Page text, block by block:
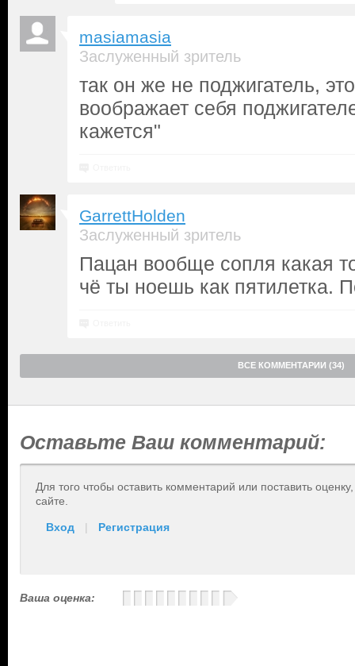
masiamasia
Заслуженный зритель
так он же не поджигатель,
воображает себя
кажется"
GarrettHolden
Заслуженный зритель
Пацан вообще сопля какая
чё ты ноешь как пятилетка.
ВСЕ КОММЕНТАРИИ (34)
Оставьте Ваш комментарий:
Для того чтобы оставить комментарий или поставить
сайте.
Вход | Регистрация
Ваша оценка: